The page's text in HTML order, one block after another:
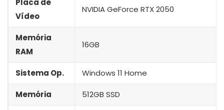
Placa de
Vídeo
NVIDIA GeForce RTX 2050
Memória
RAM
16GB
Sistema Op. Windows 11 Home
Memória 512GB SSD